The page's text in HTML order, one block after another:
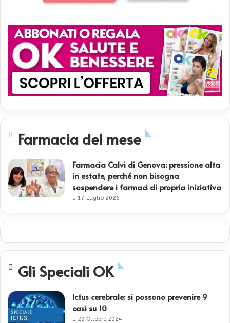
Farmacia del mese
Farmacia Calvi di Genova: pressione alta
in estate, perché non bisogna
sospendere i farmaci di propria iniziativa
17 Luglio 2026
Gli Speciali OK
Ictus cerebrale: si possono prevenire 9
casi su 10
29 Ottobre 2024